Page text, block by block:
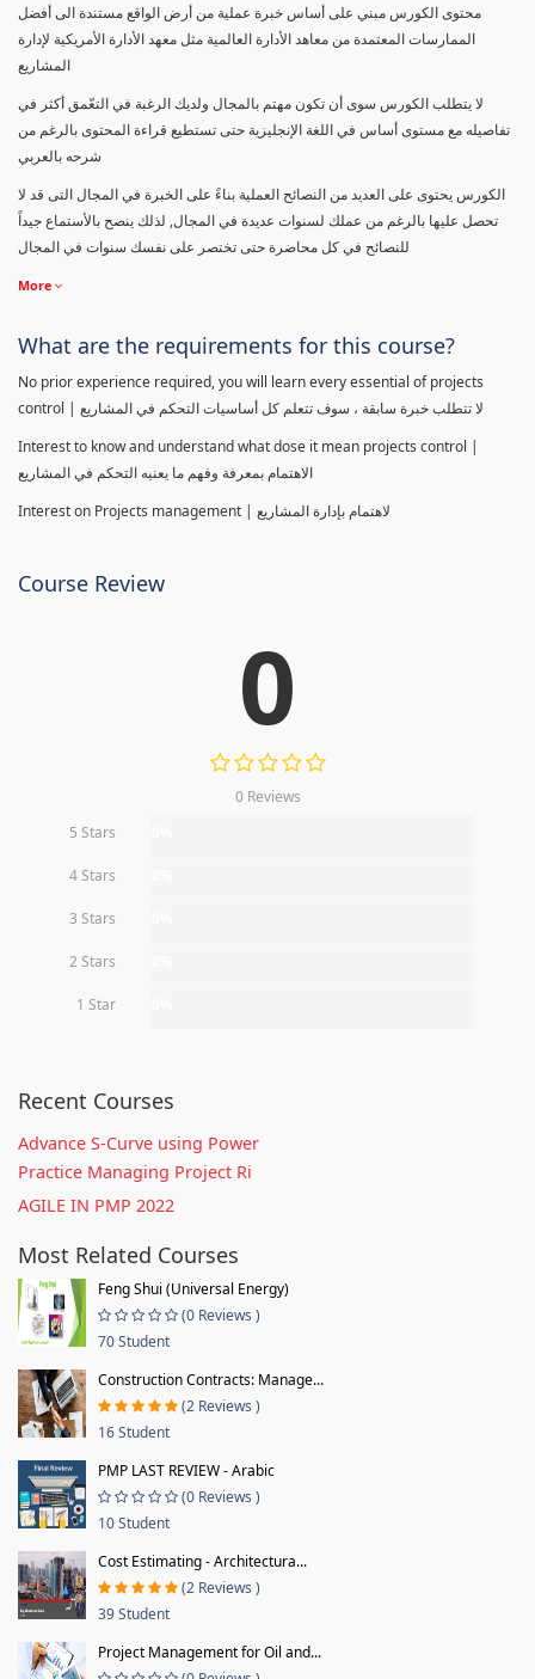
محتوى الكورس مبني على أساس خبرة عملية من أرض الواقع مستندة الى أفضل
الممارسات المعتمدة من معاهد الأدارة العالمية مثل معهد الأدارة الأمريكية لإدارة
المشاريع
لا يتطلب الكورس سوى أن تكون مهتم بالمجال ولديك الرغبة في التعّمق أكثر في
تفاصيله مع مستوى أساس في اللغة الإنجليزية حتى تستطيع قراءة المحتوى بالرغم من
شرحه بالعربي
الكورس يحتوى على العديد من النصائح العملية بناءً على الخبرة في المجال التى قد لا
تحصل عليها بالرغم من عملك لسنوات عديدة في المجال, لذلك ينصح بالأستماع جيداً
للنصائح في كل محاضرة حتى تختصر على نفسك سنوات في المجال
More
What are the requirements for this course?
No prior experience required, you will learn every essential of projects
control | لا تتطلب خبرة سابقة ، سوف تتعلم كل أساسيات التحكم في المشاريع
Interest to know and understand what dose it mean projects control |
الاهتمام بمعرفة وفهم ما يعنيه التحكم في المشاريع
Interest on Projects management | لاهتمام بإدارة المشاريع
Course Review
0
0 Reviews
5 Stars
4 Stars
3 Stars
2 Stars
1 Star
Recent Courses
Advance S-Curve using Power
Practice Managing Project Ri
AGILE IN PMP 2022
Most Related Courses
Feng Shui (Universal Energy)
(0 Reviews )
70 Student
Construction Contracts: Manage...
(2 Reviews )
16 Student
PMP LAST REVIEW - Arabic
(0 Reviews )
10 Student
Cost Estimating - Architectura...
(2 Reviews )
39 Student
Project Management for Oil and...